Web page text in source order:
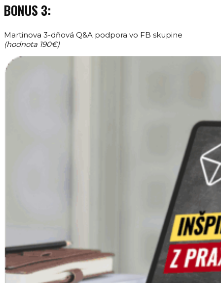
BONUS 3:
Martinova 3-dňová Q&A podpora vo FB skupine
(hodnota 190€)